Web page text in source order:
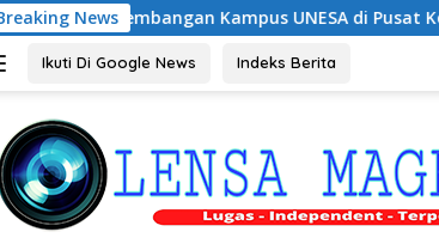
News
Kampus UNESA di Pusat Kota, Riyono
Ikuti Di Google News Indeks Berita